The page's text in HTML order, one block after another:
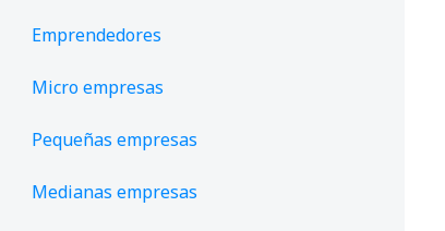
Emprendedores
Micro empresas
Pequeñas empresas
Medianas empresas